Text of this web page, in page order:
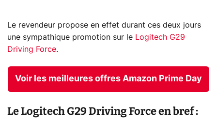
Le revendeur propose en effet durant ces deux jours
une sympathique promotion sur le Logitech G29
Driving Force.
Voir les meilleures offres Amazon Prime Day
Le Logitech G29 Driving Force en bref :